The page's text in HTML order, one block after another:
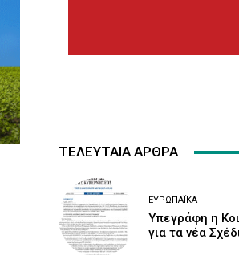
ΤΕΛΕΥΤΑΙΑ ΑΡΘΡΑ
ΕΥΡΩΠΑΪΚΆ
Υπεγράφη η
για τα νέα